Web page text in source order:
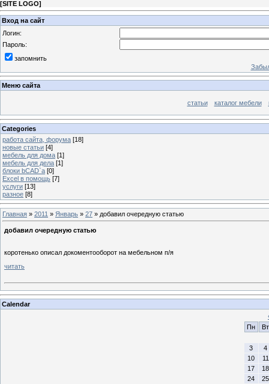
[SITE LOGO]
Вход на сайт
Логин:
Пароль:
запомнить
Меню сайта
статьи каталог мебели
Categories
работа сайта, форума [18]
новые статьи [4]
мебель для дома [1]
мебель для дела [1]
блоки bCAD`a [0]
Excel в помощь [7]
услуги [13]
разное [8]
Главная » 2011 » Январь » 27 » добавил очередную статью
добавил очередную статью
коротенько описал докоментооборот на мебельном п/я
читать
Calendar
Пн
Вт
3
4
10
11
17
18
24
25